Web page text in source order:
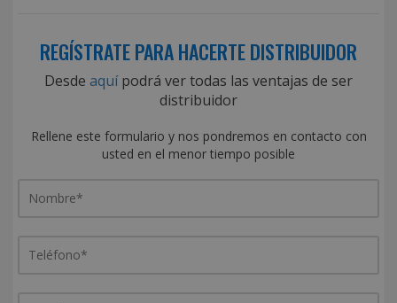
REGÍSTRATE PARA HACERTE DISTRIBUIDOR
Desde aquípodrá ver todas las ventajas de ser
distribuidor
Rellene este formulario y nos pondremos en contacto con
usted en el menor tiempo posible